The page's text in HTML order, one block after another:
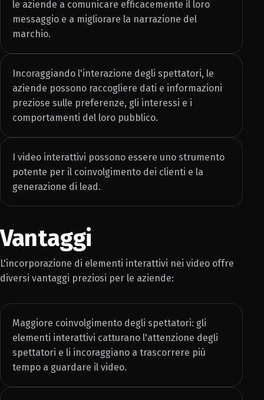
le aziende a comunicare efficacemente il loro
messaggio e a migliorare la narrazione del
marchio.
Incoraggiando l'interazione degli spettatori, le
aziende possono raccogliere dati e informazioni
preziose sulle preferenze, gli interessi e i
comportamenti del loro pubblico.
I video interattivi possono essere uno strumento
potente per il coinvolgimento dei clienti e la
generazione di lead.
Vantaggi
L'incorporazione di elementi interattivi nei video offre
diversi vantaggi preziosi per le aziende:
Maggiore coinvolgimento degli spettatori: gli
elementi interattivi catturano l'attenzione degli
spettatori e li incoraggiano a trascorrere più
tempo a guardare il video.